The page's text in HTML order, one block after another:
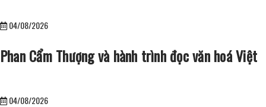
04/08/2026
Phan Cẩm Thượng và hành trình đọc văn hoá Việt
04/08/2026